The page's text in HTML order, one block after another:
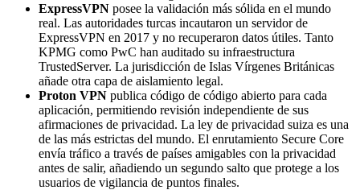
ExpressVPN posee la validación más sólida en el mundo
real. Las autoridades turcas incautaron un servidor de
ExpressVPN en 2017 y no recuperaron datos útiles. Tanto
KPMG como PwC han auditado su infraestructura
TrustedServer. La jurisdicción de Islas Vírgenes Británicas
añade otra capa de aislamiento legal.
Proton VPN publica código de código abierto para cada
aplicación, permitiendo revisión independiente de sus
afirmaciones de privacidad. La ley de privacidad suiza es una
de las más estrictas del mundo. El enrutamiento Secure Core
envía tráfico a través de países amigables con la privacidad
antes de salir, añadiendo un segundo salto que protege a los
usuarios de vigilancia de puntos finales.